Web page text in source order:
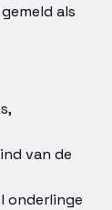
als
van de
onderlinge